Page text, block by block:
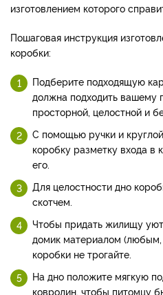
изготовлением которого
Пошаговая инструкция
коробки:
Подберите подходящую
должна подходить вашему
просторной, целостной и
С помощью ручки и
коробку разметку входа
его.
Для целостности дно
скотчем.
Чтобы придать жилищу
домик материалом
коробки не трогайте.
На дно положите мягкую
ковролин, чтобы питомцу